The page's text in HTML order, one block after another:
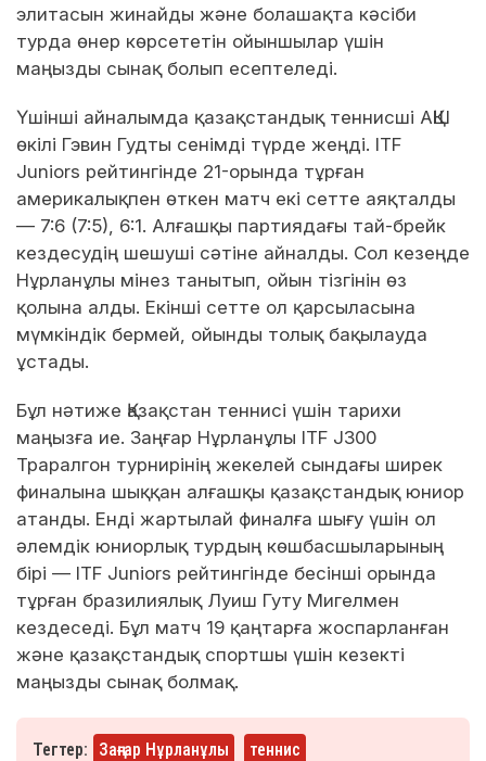
элитасын жинайды және болашақта кәсіби
турда өнер көрсететін ойыншылар үшін
маңызды сынақ болып есептеледі.
Үшінші айналымда қазақстандық теннисші АҚШ
өкілі Гэвин Гудты сенімді түрде жеңді. ITF
Juniors рейтингінде 21-орында тұрған
америкалықпен өткен матч екі сетте аяқталды
— 7:6 (7:5), 6:1. Алғашқы партиядағы тай-брейк
кездесудің шешуші сәтіне айналды. Сол кезеңде
Нұрланұлы мінез танытып, ойын тізгінін өз
қолына алды. Екінші сетте ол қарсыласына
мүмкіндік бермей, ойынды толық бақылауда
ұстады.
Бұл нәтиже Қазақстан теннисі үшін тарихи
маңызға ие. Заңғар Нұрланұлы ITF J300
Траралгон турнирінің жекелей сындағы ширек
финалына шыққан алғашқы қазақстандық юниор
атанды. Енді жартылай финалға шығу үшін ол
әлемдік юниорлық турдың көшбасшыларының
бірі — ITF Juniors рейтингінде бесінші орында
тұрған бразилиялық Луиш Гуту Мигелмен
кездеседі. Бұл матч 19 қаңтарға жоспарланған
және қазақстандық спортшы үшін кезекті
маңызды сынақ болмақ.
Тегтер: Заңғар Нұрланұлы теннис